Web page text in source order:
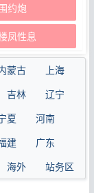
约炮
凤性息
蒙古
上海
吉林
辽宁
夏
河南
建
广东
海外 站务区